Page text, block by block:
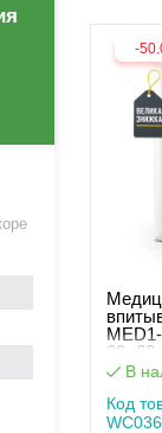
-
60×60
В
Код